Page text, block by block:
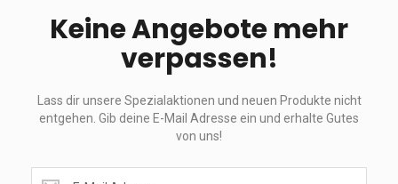
Keine Angebote mehr
verpassen!
Lass dir unsere Spezialaktionen und neuen Produkte nicht
entgehen. Gib deine E-Mail Adresse ein und erhalte Gutes
von uns!